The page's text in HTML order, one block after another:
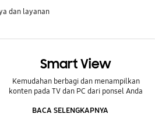
dan layanan
Smart View
Kemudahan berbagi dan menampilkan
konten pada TV dan PC dari ponsel Anda
BACA SELENGKAPNYA